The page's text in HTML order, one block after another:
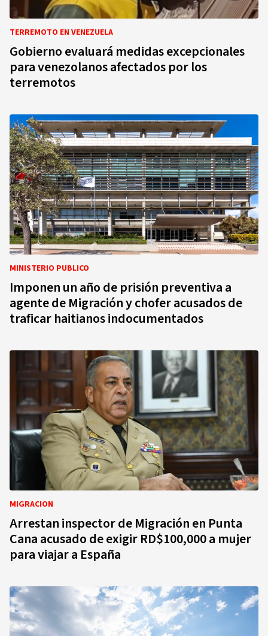
TERREMOTO EN VENEZUELA
Gobierno evaluará medidas excepcionales
para venezolanos afectados por los
terremotos
MINISTERIO PUBLICO
Imponen un año de prisión preventiva a
agente de Migración y chofer acusados de
traficar haitianos indocumentados
MIGRACION
Arrestan inspector de Migración en Punta
Cana acusado de exigir RD$100,000 a mujer
para viajar a España